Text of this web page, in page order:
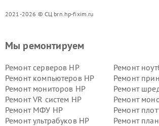
2021-2026 © СЦ brn.hp-fixim.ru
Мы ремонтируем
Ремонт серверов HP
Ремонт
Ремонт компьютеров HP
Ремонт
Ремонт мониторов HP
Ремонт
Ремонт VR систем HP
Ремонт
Ремонт МФУ HP
Ремонт
Ремонт ультрабуков HP
Ремонт